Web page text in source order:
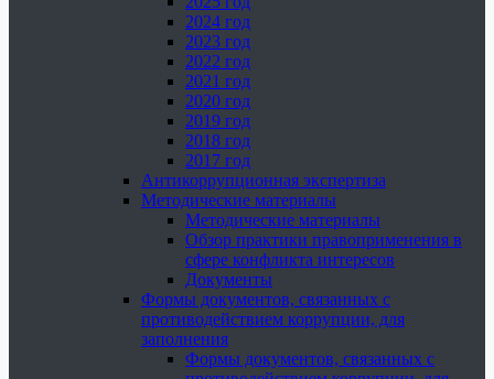
2024 год
2023 год
2022 год
2021 год
2020 год
2019 год
2018 год
2017 год
Антикоррупционная экспертиза
Методические материалы
Методические материалы
Обзор практики правоприменения в
сфере конфликта интересов
Документы
Формы документов, связанных с
противодействием коррупции, для
заполнения
Формы документов, связанных с